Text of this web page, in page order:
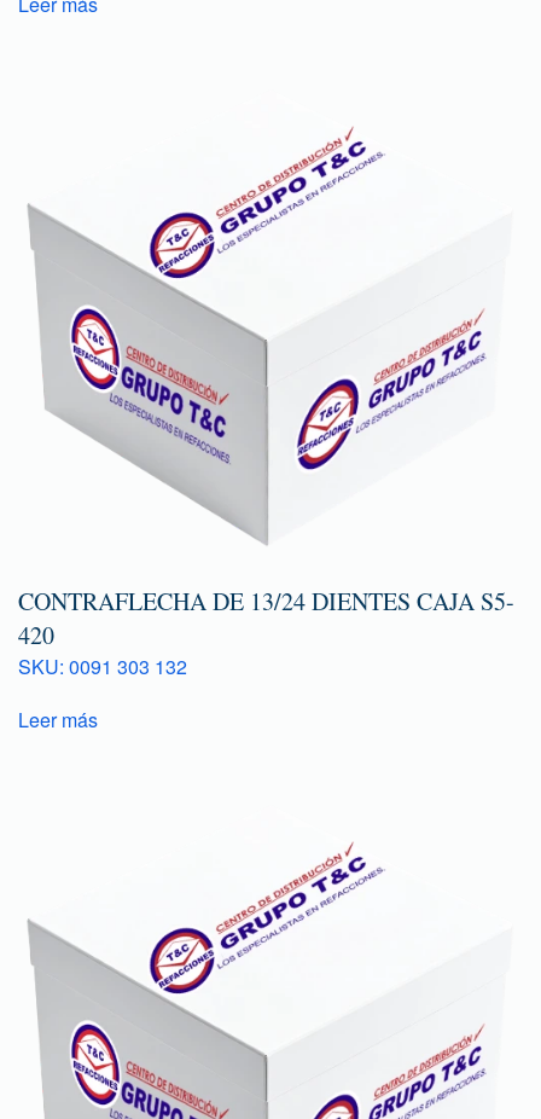
CONTRAFLECHA DE 13/24 DIENTES CAJA S5-
420
SKU: 0091 303 132
Leer más